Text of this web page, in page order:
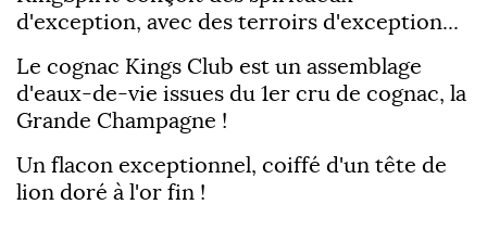
d'exception, avec des terroirs d'exception...
Le cognac Kings Club est un assemblage
d'eaux-de-vie issues du 1er cru de cognac, la
Grande Champagne !
Un flacon exceptionnel, coiffé d'un tête de
lion doré à l'or fin !